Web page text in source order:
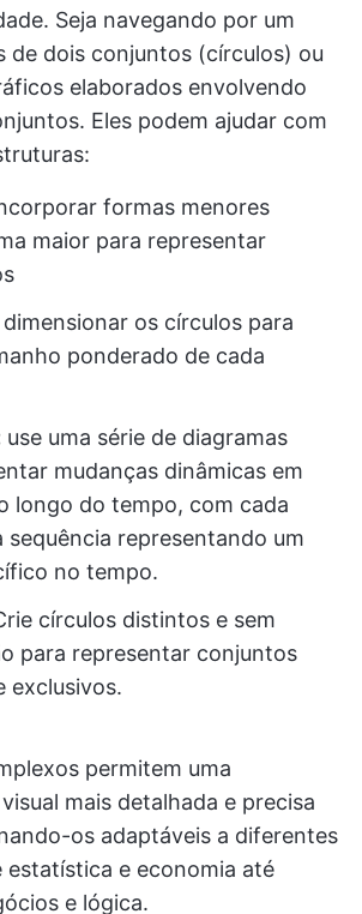
Seja navegando por um
de dois conjuntos (círculos) ou
elaborados envolvendo
Eles podem ajudar com
formas menores
maior para representar
dimensionar os círculos para
ponderado de cada
use uma série de diagramas
mudanças dinâmicas em
longo do tempo, com cada
sequência representando um
no tempo.
círculos distintos e sem
para representar conjuntos
exclusivos.
permitem uma
mais detalhada e precisa
os adaptáveis a diferentes
estatística e economia até
e lógica.